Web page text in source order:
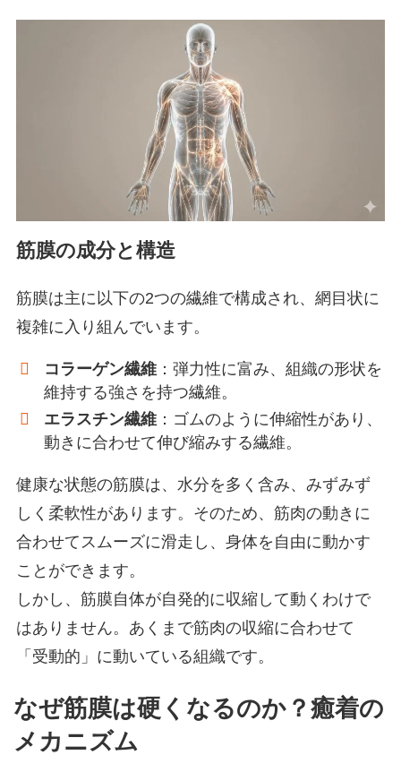
筋膜の成分と構造
筋膜は主に以下の2つの繊維で構成され、網目状に
複雑に入り組んでいます。
コラーゲン繊維 ：弾力性に富み、組織の形状を
維持する強さを持つ繊維。
エラスチン繊維 ：ゴムのように伸縮性があり、
動きに合わせて伸び縮みする繊維。
健康な状態の筋膜は、水分を多く含み、みずみず
しく柔軟性があります。そのため、筋肉の動きに
合わせてスムーズに滑走し、身体を自由に動かす
ことができます。
しかし、筋膜自体が自発的に収縮して動くわけで
はありません。あくまで筋肉の収縮に合わせて
「受動的」に動いている組織です。
なぜ筋膜は硬くなるのか？癒着の
メカニズム